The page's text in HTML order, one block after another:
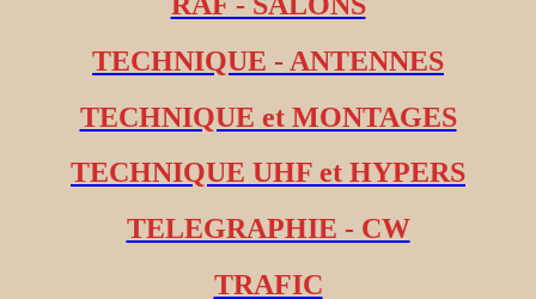
TECHNIQUE - ANTENNES
TECHNIQUE et MONTAGES
TECHNIQUE UHF et HYPERS
TELEGRAPHIE - CW
TRAFIC